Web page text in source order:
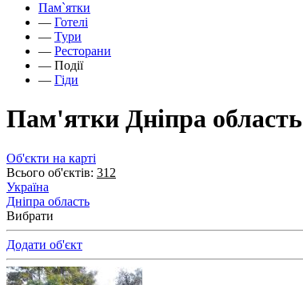
Пам`ятки
— Готелі
— Тури
— Ресторани
— Події
— Гіди
Пам'ятки Дніпра область
Об'єкти на карті
Всього об'єктів: 312
Україна
Дніпра область
Вибрати
Додати об'єкт